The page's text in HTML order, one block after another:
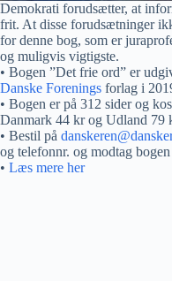
Demokrati forudsætter, at
frit. At disse forudsætninger
for denne bog, som er
og muligvis vigtigste.
• Bogen ”Det frie ord” er
Danske Forenings forlag i
• Bogen er på 312 sider og
Danmark 44 kr og Udland 79
• Bestil på
og telefonnr. og modtag
• Læs mere her